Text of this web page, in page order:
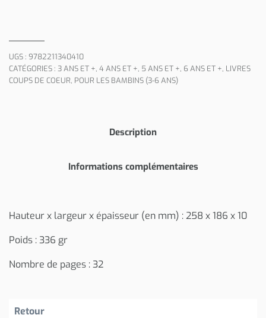
UGS : 9782211340410
CATÉGORIES : 3 ANS ET +, 4 ANS ET +, 5 ANS ET +, 6 ANS ET +, LIVRES
COUPS DE COEUR, POUR LES BAMBINS (3-6 ANS)
Description
Informations complémentaires
Hauteur x largeur x épaisseur (en mm) : 258 x 186 x 10
Poids : 336 gr
Nombre de pages : 32
Retour